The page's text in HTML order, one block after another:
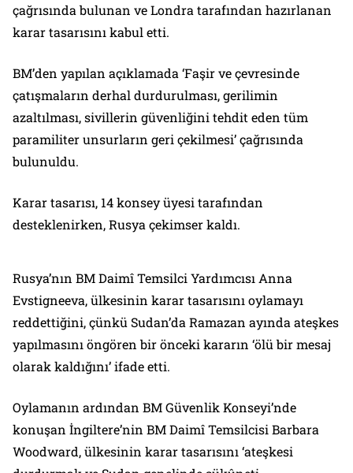
çağrısında bulunan ve Londra tarafından hazırlanan
karar tasarısını kabul etti.
BM’den yapılan açıklamada ‘Faşir ve çevresinde
çatışmaların derhal durdurulması, gerilimin
azaltılması, sivillerin güvenliğini tehdit eden tüm
paramiliter unsurların geri çekilmesi’ çağrısında
bulunuldu.
Karar tasarısı, 14 konsey üyesi tarafından
desteklenirken, Rusya çekimser kaldı.
Rusya’nın BM Daimî Temsilci Yardımcısı Anna
Evstigneeva, ülkesinin karar tasarısını oylamayı
reddettiğini, çünkü Sudan’da Ramazan ayında ateşkes
yapılmasını öngören bir önceki kararın ‘ölü bir mesaj
olarak kaldığını’ ifade etti.
Oylamanın ardından BM Güvenlik Konseyi’nde
konuşan İngiltere’nin BM Daimî Temsilcisi Barbara
Woodward, ülkesinin karar tasarısını ‘ateşkesi